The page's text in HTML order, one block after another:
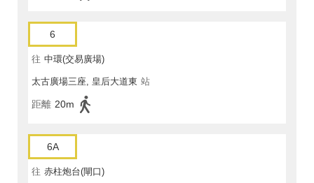
6
往 中環(交易廣場)
太古廣場三座, 皇后大道東 站
距離 20m
6A
往 赤柱炮台(閘口)